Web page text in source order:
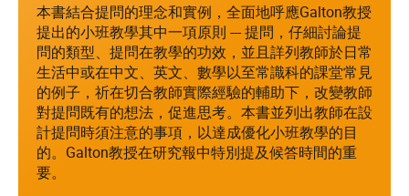
本書結合提問的理念和實例，全面地呼應Galton教授
提出的小班教學其中一項原則 --- 提問，仔細討論提
問的類型、提問在教學的功效，並且詳列教師於日常
生活中或在中文、英文、數學以至常識科的課堂常見
的例子，祈在切合教師實際經驗的輔助下，改變教師
對提問既有的想法，促進思考。本書並列出教師在設
計提問時須注意的事項，以達成優化小班教學的目
的。Galton教授在研究報中特別提及候答時間的重
要。